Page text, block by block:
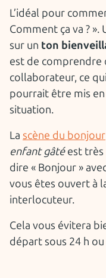
L’idéal pour
Comment ça va ? ».
sur un ton
est de comprendre
collaborateur, ce
pourrait être mis
situation.
La scène du bonjour
enfant gâtéest très
dire « Bonjour »
vous êtes ouvert à
interlocuteur.
Cela vous évitera
départ sous 24 h